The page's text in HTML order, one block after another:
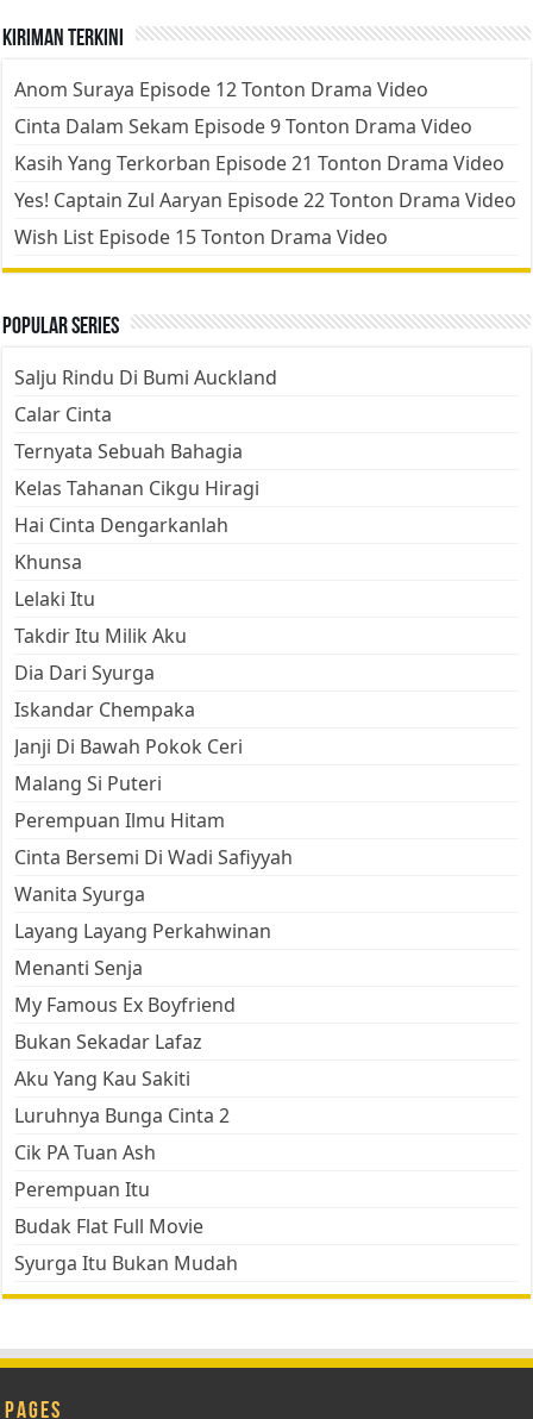
Kiriman Terkini
Anom Suraya Episode 12 Tonton Drama Video
Cinta Dalam Sekam Episode 9 Tonton Drama Video
Kasih Yang Terkorban Episode 21 Tonton Drama Video
Yes! Captain Zul Aaryan Episode 22 Tonton Drama Video
Wish List Episode 15 Tonton Drama Video
Popular Series
Salju Rindu Di Bumi Auckland
Calar Cinta
Ternyata Sebuah Bahagia
Kelas Tahanan Cikgu Hiragi
Hai Cinta Dengarkanlah
Khunsa
Lelaki Itu
Takdir Itu Milik Aku
Dia Dari Syurga
Iskandar Chempaka
Janji Di Bawah Pokok Ceri
Malang Si Puteri
Perempuan Ilmu Hitam
Cinta Bersemi Di Wadi Safiyyah
Wanita Syurga
Layang Layang Perkahwinan
Menanti Senja
My Famous Ex Boyfriend
Bukan Sekadar Lafaz
Aku Yang Kau Sakiti
Luruhnya Bunga Cinta 2
Cik PA Tuan Ash
Perempuan Itu
Budak Flat Full Movie
Syurga Itu Bukan Mudah
Pages